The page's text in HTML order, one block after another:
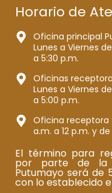
Horario de
Oficina principal
Lunes a Viernes
a 5:30 p.m.
Oficinas
Lunes a Viernes
a 5:00 p.m.
Oficina receptora
a.m. a 12 p.m. y
El término para
por parte de la
Putumayo será de
con lo establecido